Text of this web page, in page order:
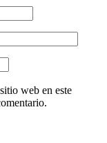
web en este